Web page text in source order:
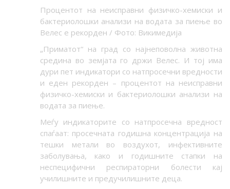
Процентот на неисправни физичко-хемиски и
бактериолошки анализи на водата за пиење во
Велес е рекорден / Фото: Викимедија
„Приматот“ на град со најнеповолна животна
средина во земјата го држи Велес. И тој има
дури пет индикатори со натпросечни вредности
и еден рекорден – процентот на неисправни
физичко-хемиски и бактериолошки анализи на
водата за пиење.
Меѓу индикаторите со натпросечна вредност
спаѓаат: просечната годишна концентрација на
тешки метали во воздухот, инфективните
заболувања, како и годишните стапки на
неспецифични респираторни болести кај
училишните и предучилишните деца.